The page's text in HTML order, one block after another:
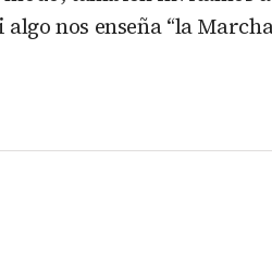
algo nos enseña “la